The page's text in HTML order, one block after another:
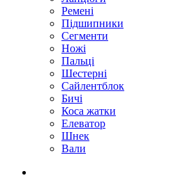
Ремені
Підшипники
Сегменти
Ножі
Пальці
Шестерні
Сайлентблок
Бичі
Коса жатки
Елеватор
Шнек
Вали